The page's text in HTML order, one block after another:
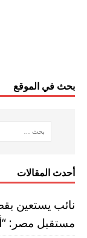
بحث في الموقع
أحدث المقالات
نائب يستعين
مستقبل مصر: